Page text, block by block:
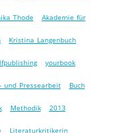
Thode Akademie für
Kristina Langenbuch
yourbook
und Pressearbeit Buch
Methodik 2013
Literaturkritikerin